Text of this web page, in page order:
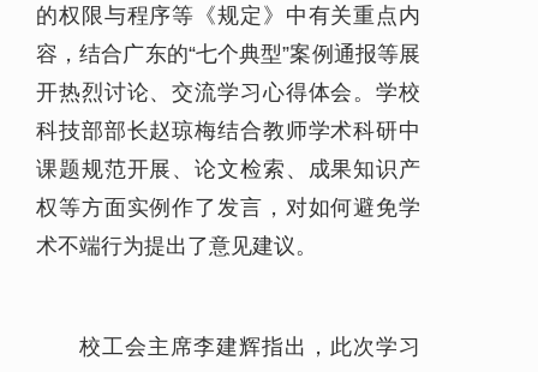
的权限与程序等《规定》中有关重点内
容，结合广东的“七个典型”案例通报等展
开热烈讨论、交流学习心得体会。学校
科技部部长赵琼梅结合教师学术科研中
课题规范开展、论文检索、成果知识产
权等方面实例作了发言，对如何避免学
术不端行为提出了意见建议。
校工会主席李建辉指出，此次学习